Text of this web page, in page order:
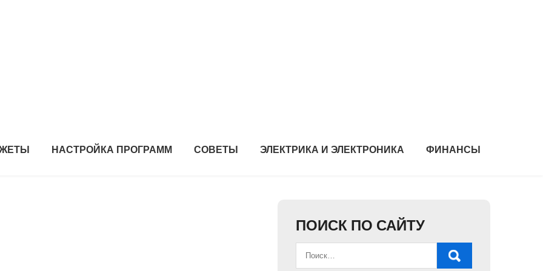
НАСТРОЙКА ПРОГРАММ СОВЕТЫ ЭЛЕКТРИКА И ЭЛЕКТРОНИКА ФИНАНСЫ
ПОИСК ПО САЙТУ